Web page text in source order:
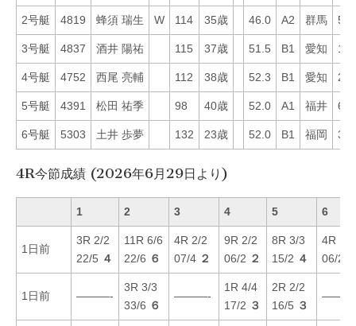
2号艇 4819 蜂須 瑞生 W 114 35歳 46.0 A2 群馬 51
3号艇 4837 酒井 陽祐 115 37歳 51.5 B1 愛知 12
4号艇 4752 西尾 亮輔 112 38歳 52.3 B1 愛知 20
5号艇 4391 松田 祐季 98 40歳 52.0 A1 福井 60
6号艇 5303 土井 歩夢 132 23歳 52.0 B1 福岡 35
4R今節成績 (2026年6月29日より)
1 2 3 4 5 6
1日前
3R 2/2
22/5 ４
11R 6/6
22/6 ６
4R 2/2
07/4 ２
9R 2/2
06/2 ２
8R 3/3
15/2 ４
4R 1/1
06/2
1日前 ———-
3R 3/3
33/6 ６
———-
1R 4/4
17/2 ３
2R 2/2
16/5 ３